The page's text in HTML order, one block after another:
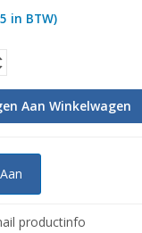
in BTW)
Aan Winkelwagen
productinfo